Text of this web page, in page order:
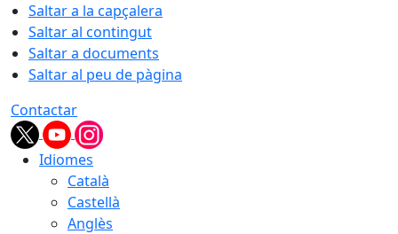
Saltar a la capçalera
Saltar al contingut
Saltar a documents
Saltar al peu de pàgina
Contactar
Idiomes
Català
Castellà
Anglès